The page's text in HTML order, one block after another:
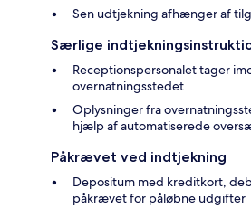
Sen udtjekning afhænger af
Særlige
Receptionspersonalet tager
overnatningsstedet
Oplysninger fra
hjælp af automatiserede
Påkrævet ved indtjekning
Depositum med kreditkort,
påkrævet for påløbne udgifter